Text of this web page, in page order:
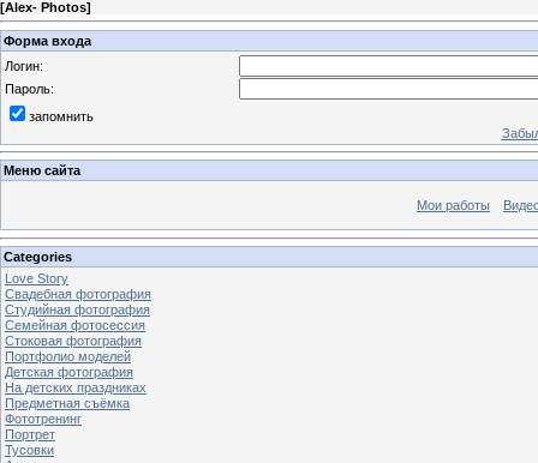
[Alex- Photos]
Форма входа
Логин:
Пароль:
запомнить
Меню сайта
Мои работы
Categories
Love Story
Свадебная фотография
Студийная фотография
Семейная фотосессия
Стоковая фотография
Портфолио моделей
Детская фотография
На детских праздниках
Предметная съёмка
Фототренинг
Портрет
Тусовки